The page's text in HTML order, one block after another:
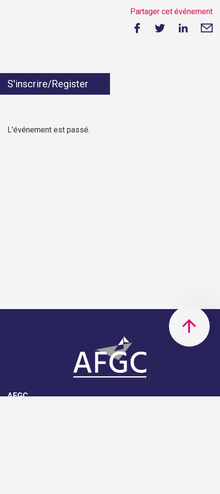
Partager cet événement
S'inscrire/Register
L'événement est passé.
AFGC